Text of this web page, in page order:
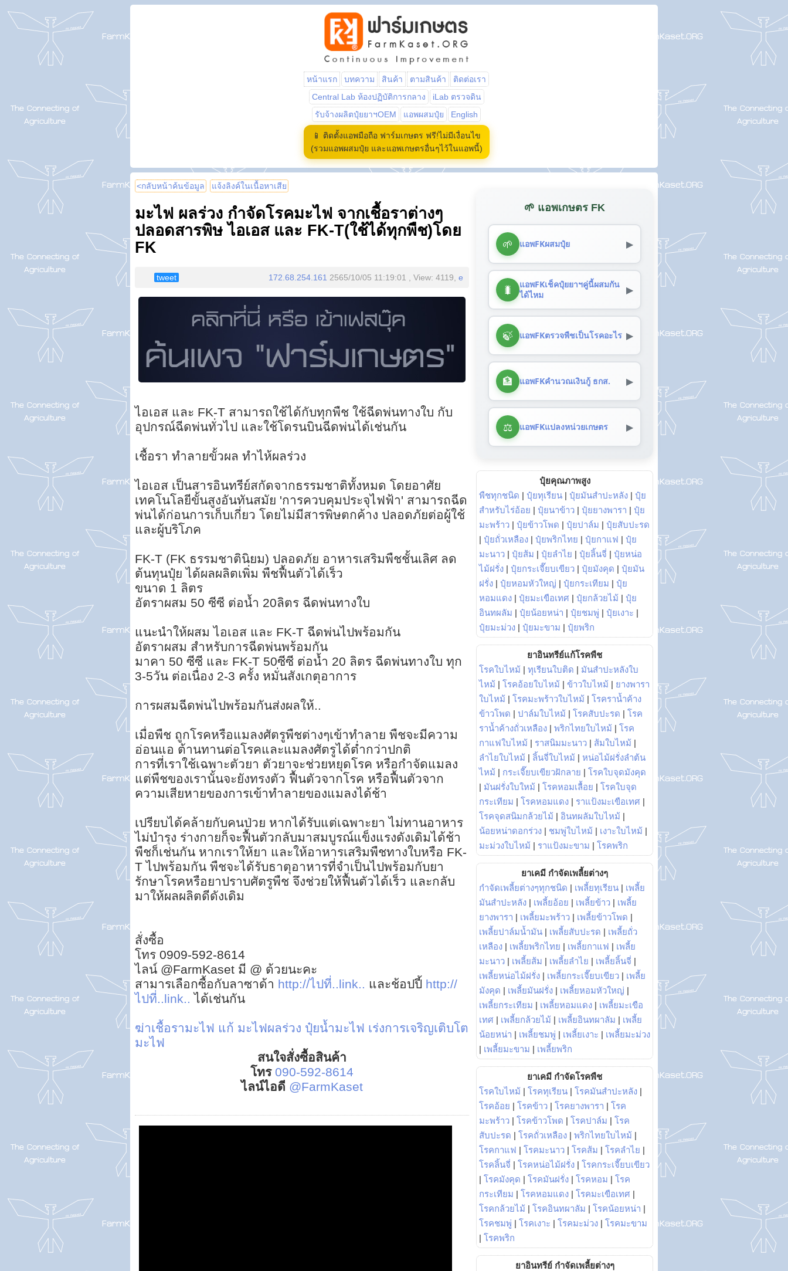
หน้าแรก บทความ สินค้า ตามสินค้า
ติดต่อเรา
Central Lab ห้องปฏิบัติการกลาง
iLab ตรวจดิน
รับจ้างผลิตปุ๋ยยาฯOEM
แอพผสมปุ๋ย English
📱 ติดตั้งแอพมือถือ ฟาร์มเกษตร ฟรี!ไม่มีเงื่อนไข
(รวมแอพผสมปุ๋ย และแอพเกษตรอื่นๆไว้ในแอพนี้)
<กลับหน้าค้นข้อมูล แจ้งลิงค์ในเนื้อหาเสีย
มะไฟ ผลร่วง กำจัดโรคมะไฟ จากเชื้อราต่างๆ
ปลอดสารพิษ ไอเอส และ FK-T(ใช้ได้ทุกพืช)โดย
FK
tweet 172.68.254.161 2565/10/05 11:19:01 , View: 4119, e
ไอเอส และ FK-T สามารถใช้ได้กับทุกพืช ใช้ฉีดพ่นทางใบ กับ
อุปกรณ์ฉีดพ่นทั่วไป และใช้โดรนบินฉีดพ่นได้เช่นกัน
เชื้อรา ทำลายขั้วผล ทำไห้ผลร่วง
ไอเอส เป็นสารอินทรีย์สกัดจากธรรมชาติทั้งหมด โดยอาศัย
เทคโนโลยีขั้นสูงอันทันสมัย 'การควบคุมประจุไฟฟ้า' สามารถฉีด
พ่นได้ก่อนการเก็บเกี่ยว โดยไม่มีสารพิษตกค้าง ปลอดภัยต่อผู้ใช้
และผู้บริโภค
FK-T (FK ธรรมชาตินิยม) ปลอดภัย อาหารเสริมพืชชั้นเลิศ ลด
ต้นทุนปุ๋ย ได้ผลผลิตเพิ่ม พืชฟื้นตัวได้เร็ว
ขนาด 1 ลิตร
อัตราผสม 50 ซีซี ต่อน้ำ 20ลิตร ฉีดพ่นทางใบ
แนะนำให้ผสม ไอเอส และ FK-T ฉีดพ่นไปพร้อมกัน
อัตราผสม สำหรับการฉีดพ่นพร้อมกัน
มาคา 50 ซีซี และ FK-T 50ซีซี ต่อน้ำ 20 ลิตร ฉีดพ่นทางใบ ทุก
3-5วัน ต่อเนื่อง 2-3 ครั้ง หมั่นสังเกตุอาการ
การผสมฉีดพ่นไปพร้อมกันส่งผลให้..
เมื่อพืช ถูกโรคหรือแมลงศัตรูพืชต่างๆเข้าทำลาย พืชจะมีความ
อ่อนแอ ต้านทานต่อโรคและแมลงศัตรูได้ต่ำกว่าปกติ
การที่เราใช้เฉพาะตัวยา ตัวยาจะช่วยหยุดโรค หรือกำจัดแมลง
แต่พืชของเรานั้นจะยังทรงตัว ฟื้นตัวจากโรค หรือฟื้นตัวจาก
ความเสียหายของการเข้าทำลายของแมลงได้ช้า
เปรียบได้คล้ายกับคนป่วย หากได้รับแต่เฉพาะยา ไม่ทานอาหาร
ไม่บำรุง ร่างกายก็จะฟื้นตัวกลับมาสมบูรณ์แข็งแรงดังเดิมได้ช้า
พืชก็เช่นกัน หากเราให้ยา และให้อาหารเสริมพืชทางใบหรือ FK-
T ไปพร้อมกัน พืชจะได้รับธาตุอาหารที่จำเป็นไปพร้อมกับยา
รักษาโรคหรือยาปราบศัตรูพืช จึงช่วยให้ฟื้นตัวได้เร็ว และกลับ
มาให้ผลผลิตดีดังเดิม
สั่งซื้อ
โทร 0909-592-8614
ไลน์ @FarmKaset มี @ ด้วยนะคะ
สามารเลือกซื้อกับลาซาด้า http://ไปที่..link.. และช้อปปี้ http://
ไปที่..link.. ได้เช่นกัน
ฆ่าเชื้อรามะไฟ แก้ มะไฟผลร่วง ปุ๋ยน้ำมะไฟ เร่งการเจริญเติบโต
มะไฟ
สนใจสั่งซื้อสินค้า
โทร 090-592-8614
ไลน์ไอดี @FarmKaset
🌱 แอพเกษตร FK
🌱 แอพFKผสมปุ๋ย ▶
🐛
แอพFKเช็คปุ๋ยยาฯคู่นี้ผสมกัน
ได้ไหม
▶
🍃 แอพFKตรวจพืชเป็นโรคอะไร ▶
🏦 แอพFKคำนวณเงินกู้ ธกส. ▶
⚖️ แอพFKแปลงหน่วยเกษตร ▶
ปุ๋ยคุณภาพสูง
พืชทุกชนิด | ปุ๋ยทุเรียน | ปุ๋ยมันสำปะหลัง | ปุ๋ย
สำหรับไร่อ้อย | ปุ๋ยนาข้าว | ปุ๋ยยางพารา | ปุ๋ย
มะพร้าว | ปุ๋ยข้าวโพด | ปุ๋ยปาล์ม | ปุ๋ยสับปะรด
| ปุ๋ยถั่วเหลือง | ปุ๋ยพริกไทย | ปุ๋ยกาแฟ | ปุ๋ย
มะนาว | ปุ๋ยส้ม | ปุ๋ยลำไย | ปุ๋ยลิ้นจี่ | ปุ๋ยหน่อ
ไม้ฝรั่ง | ปุ๋ยกระเจี๊ยบเขียว | ปุ๋ยมังคุด | ปุ๋ยมัน
ฝรั่ง | ปุ๋ยหอมหัวใหญ่ | ปุ๋ยกระเทียม | ปุ๋ย
หอมแดง | ปุ๋ยมะเขือเทศ | ปุ๋ยกล้วยไม้ | ปุ๋ย
อินทผลัม | ปุ๋ยน้อยหน่า | ปุ๋ยชมพู่ | ปุ๋ยเงาะ |
ปุ๋ยมะม่วง | ปุ๋ยมะขาม | ปุ๋ยพริก
ยาอินทรีย์แก้โรคพืช
โรคใบไหม้ | ทุเรียนใบติด | มันสำปะหลังใบ
ไหม้ | โรคอ้อยใบไหม้ | ข้าวใบไหม้ | ยางพารา
ใบไหม้ | โรคมะพร้าวใบไหม้ | โรคราน้ำค้าง
ข้าวโพด | ปาล์มใบไหม้ | โรคสับปะรด | โรค
ราน้ำค้างถั่วเหลือง | พริกไทยใบไหม้ | โรค
กาแฟใบไหม้ | ราสนิมมะนาว | ส้มใบไหม้ |
ลำไยใบไหม้ | ลิ้นจี่ใบไหม้ | หน่อไม้ฝรั่งลำต้น
ไหม้ | กระเจี๊ยบเขียวฝักลาย | โรคใบจุดมังคุด
| มันฝรั่งใบใหม้ | โรคหอมเลื้อย | โรคใบจุด
กระเทียม | โรคหอมแดง | ราแป้งมะเขือเทศ |
โรคจุดสนิมกล้วยไม้ | อินทผลัมใบไหม้ |
น้อยหน่าดอกร่วง | ชมพู่ใบไหม้ | เงาะใบไหม้ |
มะม่วงใบไหม้ | ราแป้งมะขาม | โรคพริก
ยาเคมี กำจัดเพลี้ยต่างๆ
กำจัดเพลี้ยต่างๆทุกชนิด | เพลี้ยทุเรียน | เพลี้ย
มันสำปะหลัง | เพลี้ยอ้อย | เพลี้ยข้าว | เพลี้ย
ยางพารา | เพลี้ยมะพร้าว | เพลี้ยข้าวโพด |
เพลี้ยปาล์มน้ำมัน | เพลี้ยสับปะรด | เพลี้ยถั่ว
เหลือง | เพลี้ยพริกไทย | เพลี้ยกาแฟ | เพลี้ย
มะนาว | เพลี้ยส้ม | เพลี้ยลำไย | เพลี้ยลิ้นจี่ |
เพลี้ยหน่อไม้ฝรั่ง | เพลี้ยกระเจี๊ยบเขียว | เพลี้ย
มังคุด | เพลี้ยมันฝรั่ง | เพลี้ยหอมหัวใหญ่ |
เพลี้ยกระเทียม | เพลี้ยหอมแดง | เพลี้ยมะเขือ
เทศ | เพลี้ยกล้วยไม้ | เพลี้ยอินทผาลัม | เพลี้ย
น้อยหน่า | เพลี้ยชมพู่ | เพลี้ยเงาะ | เพลี้ยมะม่วง
| เพลี้ยมะขาม | เพลี้ยพริก
ยาเคมี กำจัดโรคพืช
โรคใบไหม้ | โรคทุเรียน | โรคมันสำปะหลัง |
โรคอ้อย | โรคข้าว | โรคยางพารา | โรค
มะพร้าว | โรคข้าวโพด | โรคปาล์ม | โรค
สับปะรด | โรคถั่วเหลือง | พริกไทยใบไหม้ |
โรคกาแฟ | โรคมะนาว | โรคส้ม | โรคลำไย |
โรคลิ้นจี่ | โรคหน่อไม้ฝรั่ง | โรคกระเจี๊ยบเขียว
| โรคมังคุด | โรคมันฝรั่ง | โรคหอม | โรค
กระเทียม | โรคหอมแดง | โรคมะเขือเทศ |
โรคกล้วยไม้ | โรคอินทผาลัม | โรคน้อยหน่า |
โรคชมพู่ | โรคเงาะ | โรคมะม่วง | โรคมะขาม
| โรคพริก
ยาอินทรีย์ กำจัดเพลี้ยต่างๆ